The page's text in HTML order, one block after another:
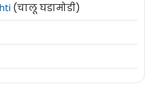
(चालू घडामोडी)